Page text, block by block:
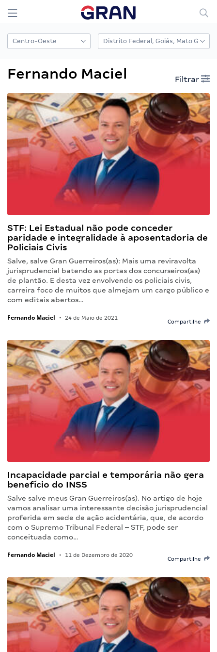
Fernando Maciel Filtrar
STF: Lei Estadual não pode conceder
paridade e integralidade à aposentadoria de
Policiais Civis
Salve, salve Gran Guerreiros(as): Mais uma reviravolta
jurisprudencial batendo as portas dos concurseiros(as)
de plantão. E desta vez envolvendo os policiais civis,
carreira foco de muitos que almejam um cargo público e
com editais abertos…
Fernando Maciel • 24 de Maio de 2021
Compartilhe
Incapacidade parcial e temporária não gera
benefício do INSS
Salve salve meus Gran Guerreiros(as). No artigo de hoje
vamos analisar uma interessante decisão jurisprudencial
proferida em sede de ação acidentária, que, de acordo
com o Supremo Tribunal Federal – STF, pode ser
conceituada como…
Fernando Maciel • 11 de Dezembro de 2020
Compartilhe